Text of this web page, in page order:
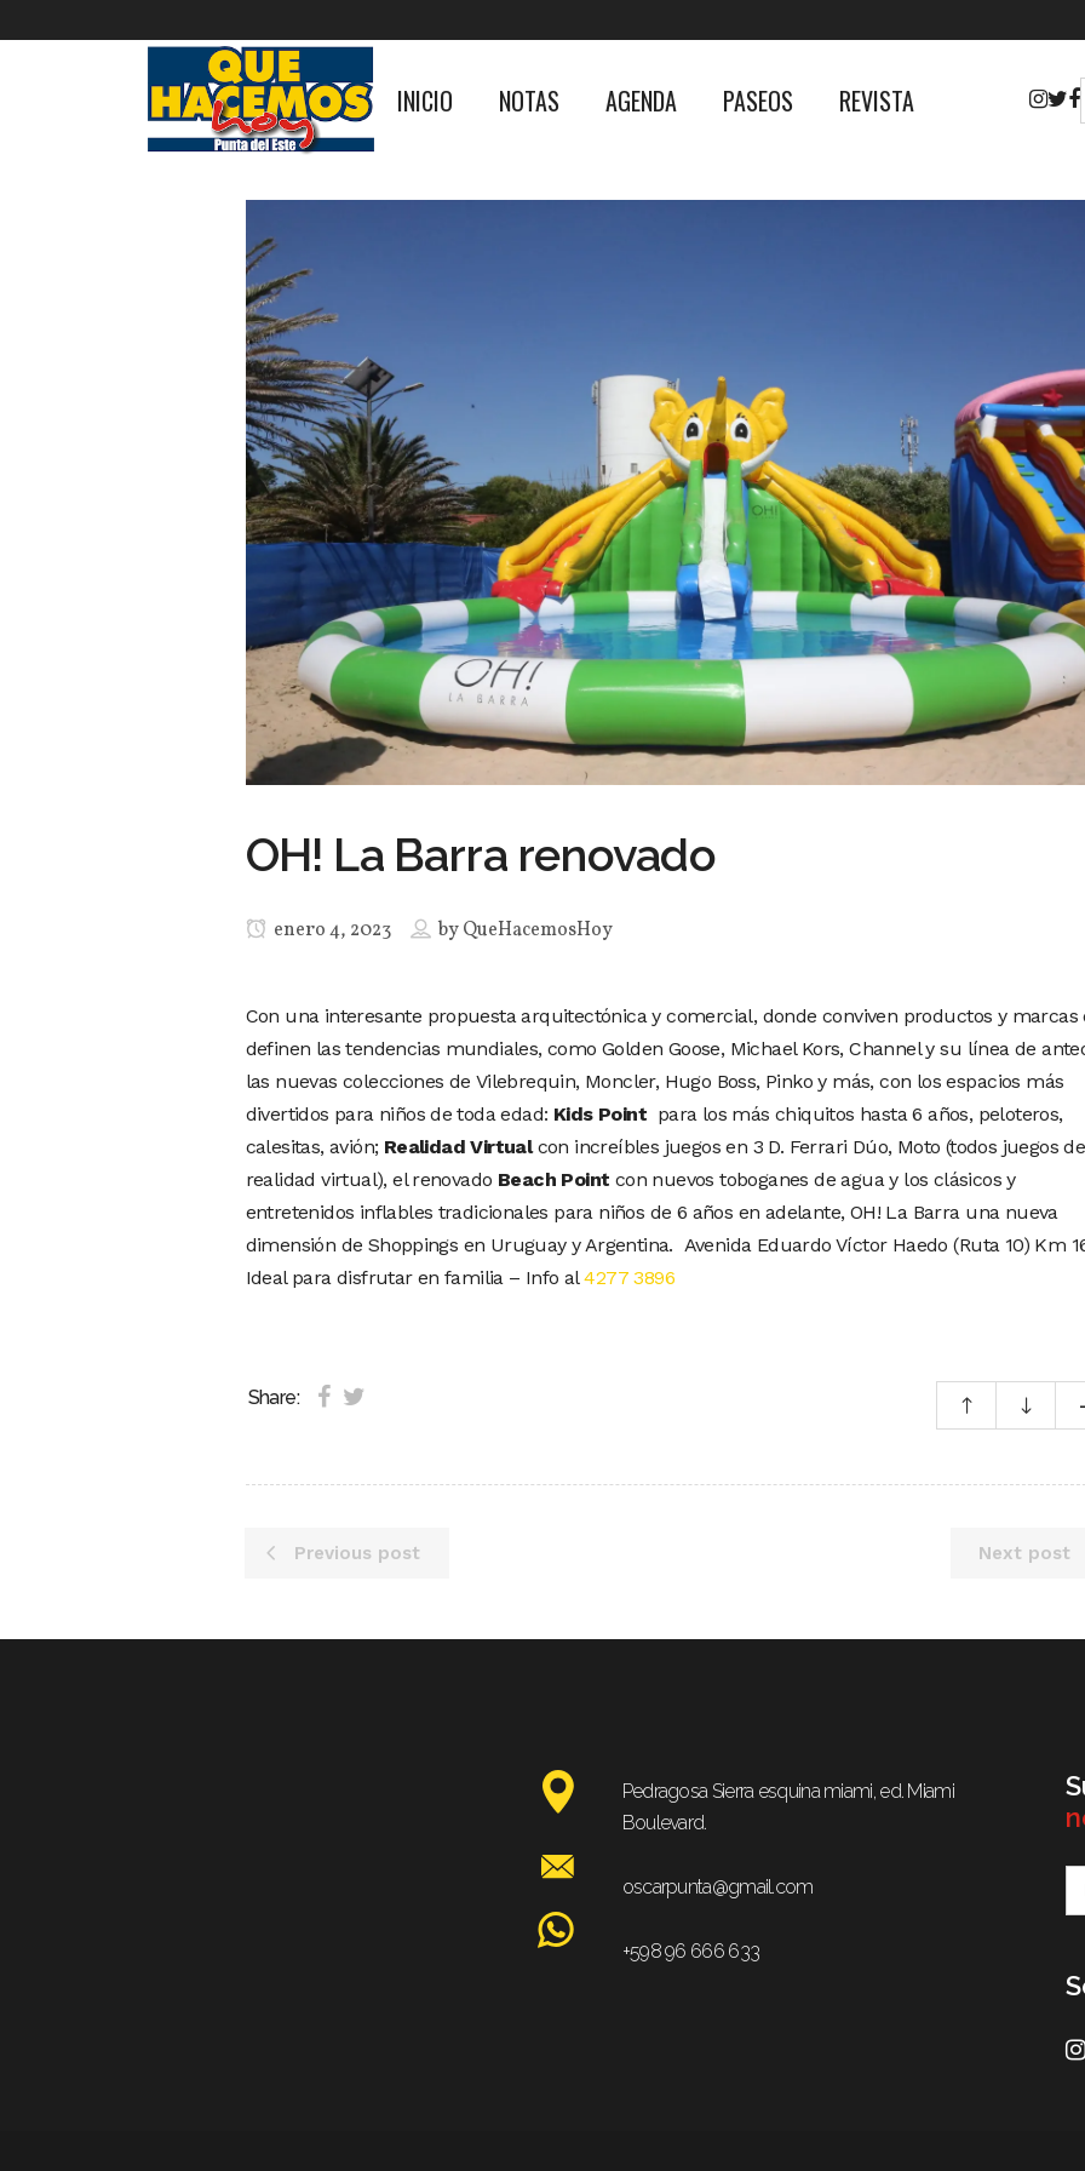
INICIO NOTAS AGENDA PASEOS REVISTA
OH! La Barra renovado
enero 4, 2023 byQueHacemosHoy
Con una interesante propuesta arquitectónica y comercial, donde conviven productos y marcas
definen las tendencias mundiales, como Golden Goose, Michael Kors, Channel y su línea de
las nuevas colecciones de Vilebrequin, Moncler, Hugo Boss, Pinko y más, con los espacios más
divertidos para niños de toda edad: Kids Pointpara los más chiquitos hasta 6 años, peloteros,
calesitas, avión; Realidad Virtualcon increíbles juegos en 3 D. Ferrari Dúo, Moto (todos juegos de
realidad virtual), el renovado Beach Point con nuevos toboganes de agua y los clásicos y
entretenidos inflables tradicionales para niños de 6 años en adelante, OH! La Barra una nueva
dimensión de Shoppings en Uruguay y Argentina. Avenida Eduardo Víctor Haedo (Ruta 10) Km
Ideal para disfrutar en familia – Info al4277 3896
Share:
Previous post Next post
Pedragosa Sierra esquina miami, ed. Miami
Boulevard.
oscarpunta@gmail.com
+598 96 666 633